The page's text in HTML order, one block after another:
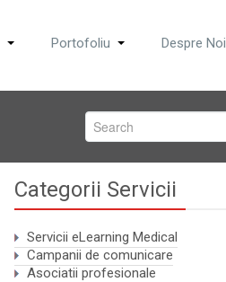
Portofoliu Despre Noi
Categorii Servicii
Servicii eLearning Medical
Campanii de comunicare
Asociatii profesionale